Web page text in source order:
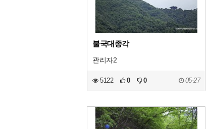
불국대종각
관리자2
5122 0 0 05-27